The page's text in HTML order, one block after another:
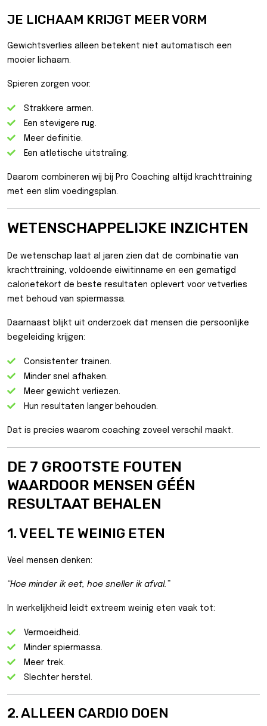
JE LICHAAM KRIJGT MEER VORM
Gewichtsverlies alleen betekent niet automatisch een
mooier lichaam.
Spieren zorgen voor:
Strakkere armen.
Een stevigere rug.
Meer definitie.
Een atletische uitstraling.
Daarom combineren wij bij Pro Coaching altijd krachttraining
met een slim voedingsplan.
WETENSCHAPPELIJKE INZICHTEN
De wetenschap laat al jaren zien dat de combinatie van
krachttraining, voldoende eiwitinname en een gematigd
calorietekort de beste resultaten oplevert voor vetverlies
met behoud van spiermassa.
Daarnaast blijkt uit onderzoek dat mensen die persoonlijke
begeleiding krijgen:
Consistenter trainen.
Minder snel afhaken.
Meer gewicht verliezen.
Hun resultaten langer behouden.
Dat is precies waarom coaching zoveel verschil maakt.
DE 7 GROOTSTE FOUTEN
WAARDOOR MENSEN GÉÉN
RESULTAAT BEHALEN
1. VEEL TE WEINIG ETEN
Veel mensen denken:
“Hoe minder ik eet, hoe sneller ik afval.”
In werkelijkheid leidt extreem weinig eten vaak tot:
Vermoeidheid.
Minder spiermassa.
Meer trek.
Slechter herstel.
2. ALLEEN CARDIO DOEN